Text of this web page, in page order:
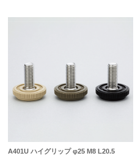
A401U ハイグリップ φ25 M8 L20.5